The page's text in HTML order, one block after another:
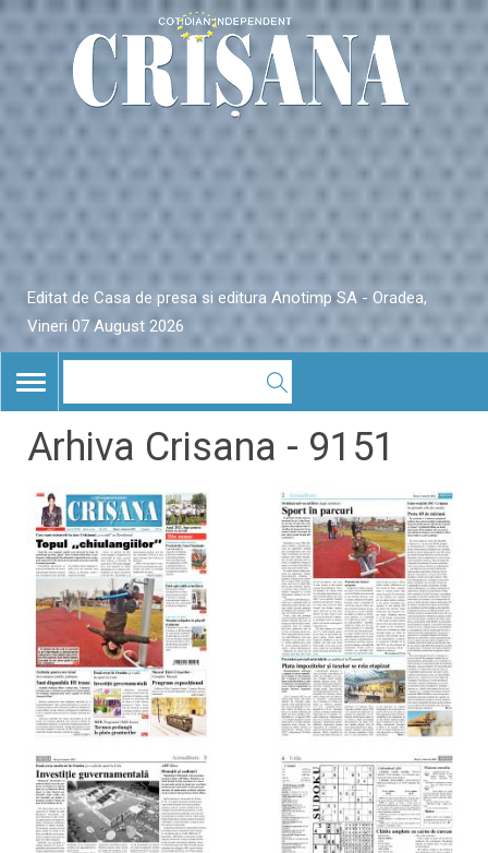
Editat de Casa de presa si editura Anotimp SA - Oradea,
Vineri 07 August 2026
TOGGLE
NAVIGATION
Arhiva Crisana - 9151